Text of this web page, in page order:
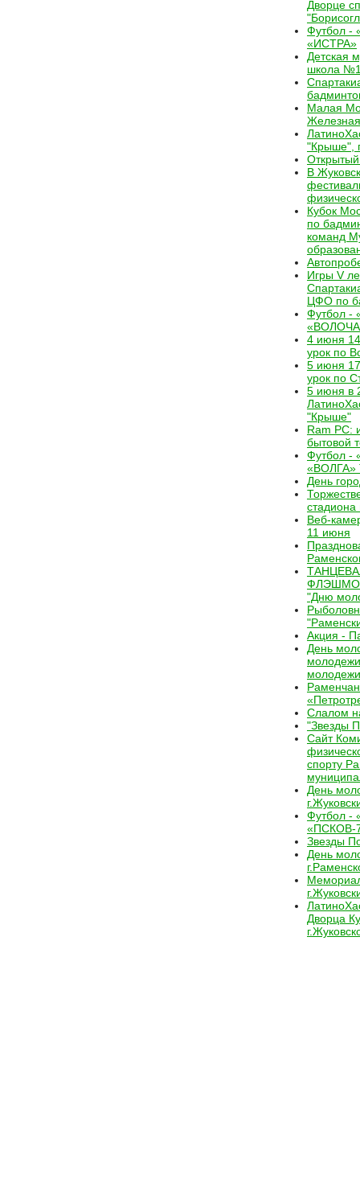
Дворце
Футбол -
«ИСТРА»
Детская
школа №1
Малая
"Крыше",
В
Кубок
по
команд
Игры V
ЦФО по
Футбол -
4 июня
урок по
5 июня
урок по
5 июня в
"Крыше"
Ram PC:
бытовой
Футбол -
«ВОЛГА»
День
стадиона
Веб-
11 июня
"Дню
Акция -
День
Слалом
"Звезды
Сайт
спорту
День
Футбол -
«ПСКОВ-
Звезды
День
Дворца